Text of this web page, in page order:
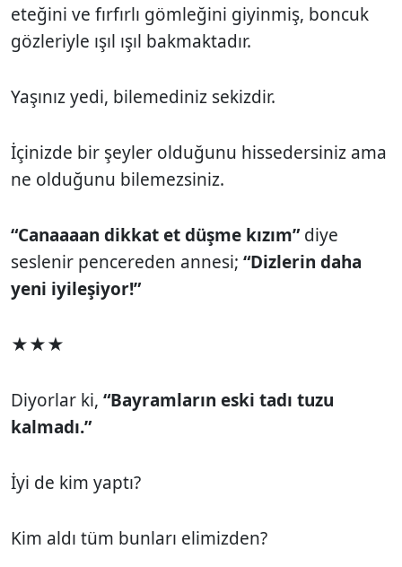
eteğini ve fırfırlı gömleğini giyinmiş, boncuk
gözleriyle ışıl ışıl bakmaktadır.
Yaşınız yedi, bilemediniz sekizdir.
İçinizde bir şeyler olduğunu hissedersiniz ama
ne olduğunu bilemezsiniz.
“Canaaaan dikkat et düşme kızım”diye
seslenir pencereden annesi; “Dizlerin daha
yeni iyileşiyor!”
★★★
Diyorlar ki, “Bayramların eski tadı tuzu
kalmadı.”
İyi de kim yaptı?
Kim aldı tüm bunları elimizden?